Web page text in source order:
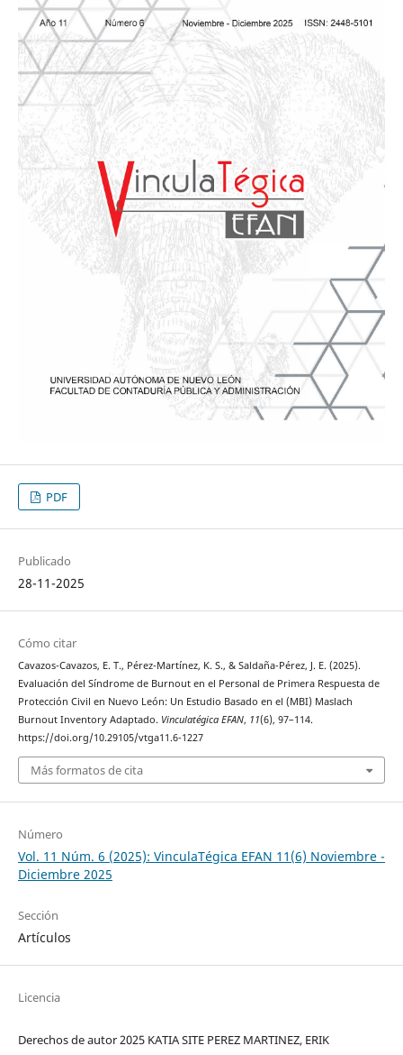
PDF
Publicado
28-11-2025
Cómo citar
Cavazos-Cavazos, E. T., Pérez-Martínez, K. S., & Saldaña-Pérez, J. E. (2025).
Evaluación del Síndrome de Burnout en el Personal de Primera Respuesta de
Protección Civil en Nuevo León: Un Estudio Basado en el (MBI) Maslach
Burnout Inventory Adaptado. Vinculatégica EFAN, 11(6), 97–114.
https://doi.org/10.29105/vtga11.6-1227
Más formatos de cita
Número
Vol. 11 Núm. 6 (2025): VinculaTégica EFAN 11(6) Noviembre -
Diciembre 2025
Sección
Artículos
Licencia
Derechos de autor 2025 KATIA SITE PEREZ MARTINEZ, ERIK